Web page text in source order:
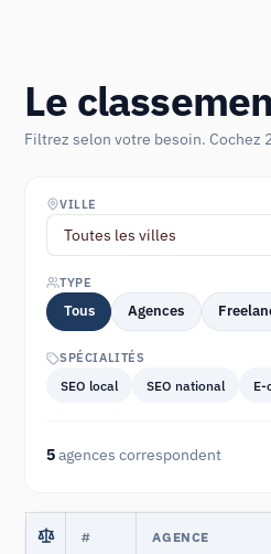
Le
Filtrez selon votre besoin. Cochez
VILLE
TYPE
Tous Agences
SPÉCIALITÉS
SEO local SEO national
5agences correspondent
# AGENCE